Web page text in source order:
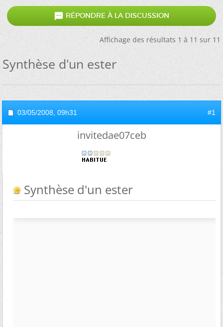
 RÉPONDRE À LA DISCUSSION
Affichage des résultats 1 à 11 sur 11
Synthèse d'un ester
03/05/2008, 09h31 #1
invitedae07ceb
Synthèse d'un ester